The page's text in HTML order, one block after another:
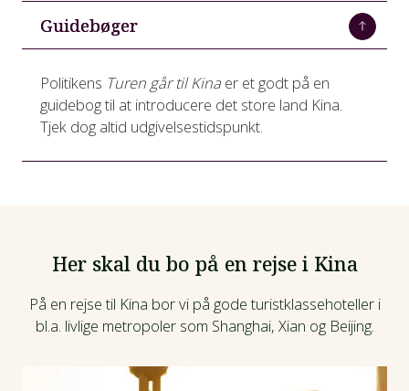
Guidebøger
Politikens Turen går til Kina er et godt på en
guidebog til at introducere det store land Kina.
Tjek dog altid udgivelsestidspunkt.
Her skal du bo på en rejse i Kina
På en rejse til Kina bor vi på gode turistklassehoteller i
bl.a. livlige metropoler som Shanghai, Xian og Beijing.